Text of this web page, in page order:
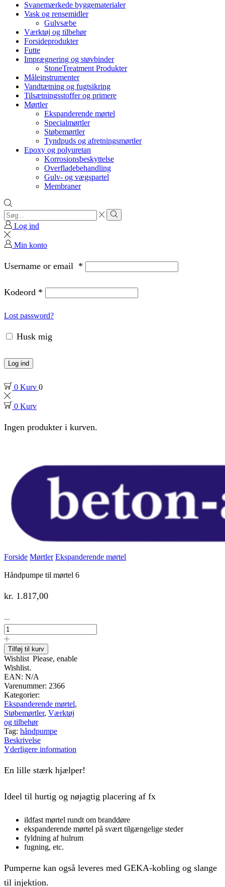
Svanemærkede byggematerialer
Vask og rensemidler
Gulvsæbe
Værktøj og tilbehør
Forsideprodukter
Futte
Imprægnering og støvbinder
StoneTreatment Produkter
Måleinstrumenter
Vandtætning og fugtsikring
Tilsætningsstoffer og primere
Mørtler
Ekspanderende mørtel
Specialmørtler
Støbemørtler
Tyndpuds og afretningsmørtler
Epoxy og polyuretan
Korrosionsbeskyttelse
Overfladebehandling
Gulv- og vægspartel
Membraner
Search
input
Search
Log ind
Min konto
Username or email *
Kodeord *
Lost password?
Husk mig
Log ind
0 Kurv 0
0 Kurv
Ingen produkter i kurven.
Forside Mørtler Ekspanderende mørtel
Håndpumpe til mørtel 6
kr. 1.817,00
Håndpumpe
mørtel
6
antal
Tilføj til kurv
Wishlist Please, enable
Wishlist.
EAN: N/A
Varenummer: 2366
Kategorier:
Ekspanderende mørtel,
Støbemørtler, Værktøj
og tilbehør
Tag: håndpumpe
Beskrivelse
Yderligere information
En lille stærk hjælper!
Ideel til hurtig og nøjagtig placering af fx
ildfast mørtel rundt om branddøre
ekspanderende mørtel på svært tilgængelige steder
fyldning af hulrum
fugning, etc.
Pumperne kan også leveres med GEKA-kobling og slange
til injektion.